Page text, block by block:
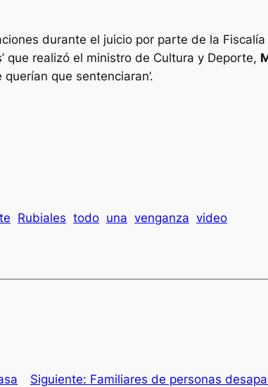
durante el juicio por parte de la
que realizó el ministro de Cultura y Deporte,
que sentenciaran’.
Rubiales todo una venganza video
Siguiente: Familiares de personas